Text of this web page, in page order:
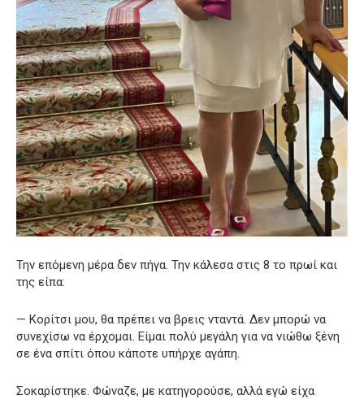
Την επόμενη μέρα δεν πήγα. Την κάλεσα στις 8 το πρωί και
της είπα:
— Κορίτσι μου, θα πρέπει να βρεις νταντά. Δεν μπορώ να
συνεχίσω να έρχομαι. Είμαι πολύ μεγάλη για να νιώθω ξένη
σε ένα σπίτι όπου κάποτε υπήρχε αγάπη.
Σοκαρίστηκε. Φώναζε, με κατηγορούσε, αλλά εγώ είχα